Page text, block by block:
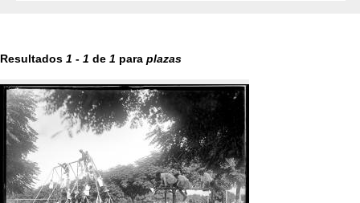
Resultados 1 - 1 de 1 para plazas